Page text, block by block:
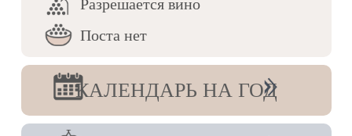
Разрешается вино
Поста нет
КАЛЕНДАРЬ НА ГОД
Друга́го тя Ио́сифа,/ вели́кий чистоты́ и
целому́дрия рачи́телю,/ всече́стне и
равноа́нгельне Моисе́е,/ свяще́нными
пе́сньми восхваля́юще, гре́шнии,/ мо́лимтися
приле́жно:/ моли́ Христа́ Бо́га,/ я́ко да
исцели́т вся на́ша стра́сти// и пода́ст ве́лию
ми́лость.
Ин тропарь, глас 3